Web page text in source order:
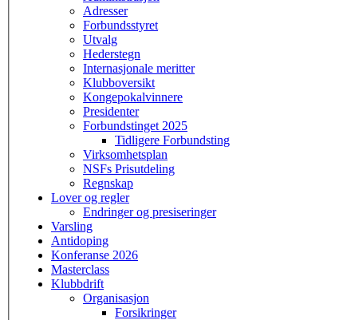
Adresser
Forbundsstyret
Utvalg
Hederstegn
Internasjonale meritter
Klubboversikt
Kongepokalvinnere
Presidenter
Forbundstinget 2025
Tidligere Forbundsting
Virksomhetsplan
NSFs Prisutdeling
Regnskap
Lover og regler
Endringer og presiseringer
Varsling
Antidoping
Konferanse 2026
Masterclass
Klubbdrift
Organisasjon
Forsikringer